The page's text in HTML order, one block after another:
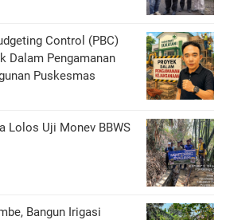
Control (PBC)
Dalam Pengamanan
Puskesmas
Lolos Uji Monev BBWS
Bangun Irigasi